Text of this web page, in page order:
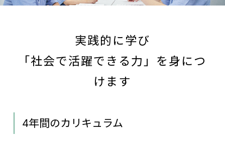
実践的に学び
「社会で活躍できる力」を身につ
けます
4年間のカリキュラム